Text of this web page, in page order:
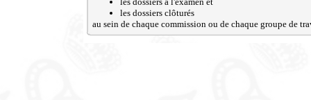
les dossiers clôturés
au sein de chaque commission ou de chaque groupe de